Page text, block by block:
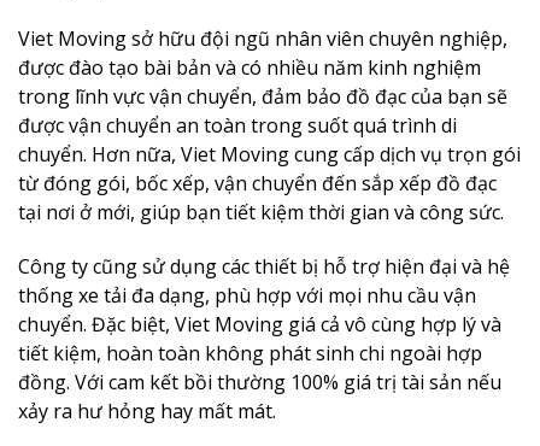
Viet Moving sở hữu đội ngũ nhân viên chuyên nghiệp,
được đào tạo bài bản và có nhiều năm kinh nghiệm
trong lĩnh vực vận chuyển, đảm bảo đồ đạc của bạn sẽ
được vận chuyển an toàn trong suốt quá trình di
chuyển. Hơn nữa, Viet Moving cung cấp dịch vụ trọn gói
từ đóng gói, bốc xếp, vận chuyển đến sắp xếp đồ đạc
tại nơi ở mới, giúp bạn tiết kiệm thời gian và công sức.
Công ty cũng sử dụng các thiết bị hỗ trợ hiện đại và hệ
thống xe tải đa dạng, phù hợp với mọi nhu cầu vận
chuyển. Đặc biệt, Viet Moving giá cả vô cùng hợp lý và
tiết kiệm, hoàn toàn không phát sinh chi ngoài hợp
đồng. Với cam kết bồi thường 100% giá trị tài sản nếu
xảy ra hư hỏng hay mất mát.